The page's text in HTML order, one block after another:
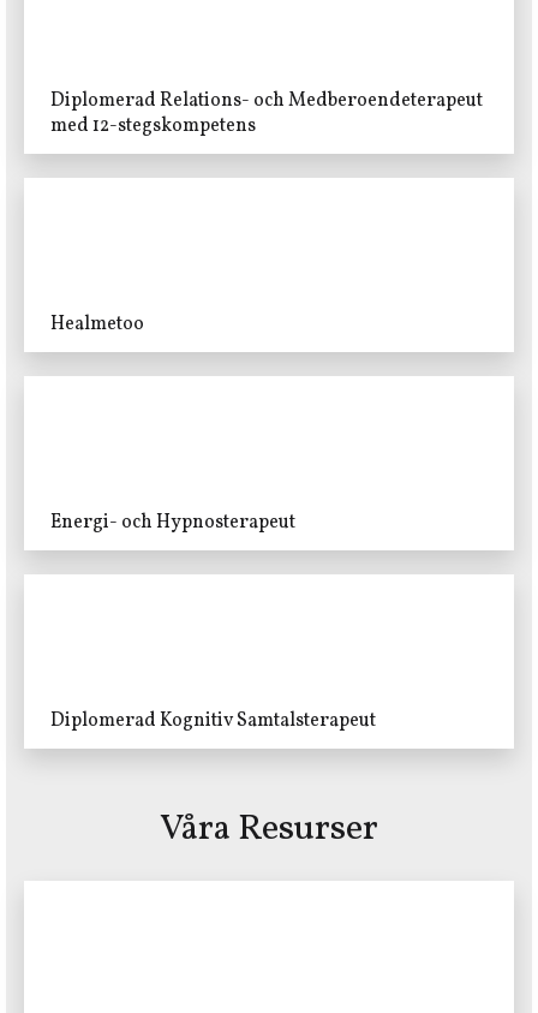
Diplomerad Relations- och Medberoendeterapeut
med 12-stegskompetens
Healmetoo
Energi- och Hypnosterapeut
Diplomerad Kognitiv Samtalsterapeut
Våra Resurser